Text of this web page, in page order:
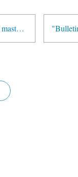
"Mise en stage des étudiants 2ème année de master de l'éducation (M2)" (Communiqué du SGEN-CFDT Nord/Pas-de-Calais)